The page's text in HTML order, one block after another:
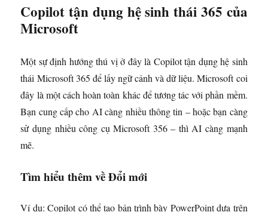
Copilot tận dụng hệ sinh thái 365 của
Microsoft
Một sự định hướng thú vị ở đây là Copilot tận dụng hệ sinh
thái Microsoft 365 để lấy ngữ cảnh và dữ liệu. Microsoft coi
đây là một cách hoàn toàn khác để tương tác với phần mềm.
Bạn cung cấp cho AI càng nhiều thông tin – hoặc bạn càng
sử dụng nhiều công cụ Microsoft 356 – thì AI càng mạnh
mẽ.
Tìm hiểu thêm về Đổi mới
Ví dụ: Copilot có thể tạo bản trình bày PowerPoint dựa trên